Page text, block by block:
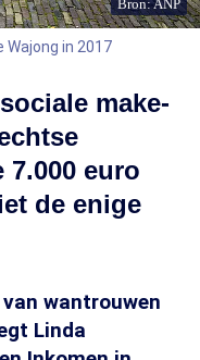
Bron: ANP
in 2017
make-
euro
de enige
wantrouwen
Linda